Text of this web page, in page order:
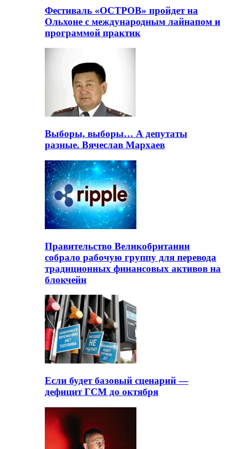
Фестиваль «ОСТРОВ» пройдет на
Ольхоне с международным лайнапом и
программой практик
Выборы, выборы… А депутаты
разные. Вячеслав Мархаев
Правительство Великобритании
собрало рабочую группу для перевода
традиционных финансовых активов на
блокчейн
Если будет базовый сценарий —
дефицит ГСМ до октября